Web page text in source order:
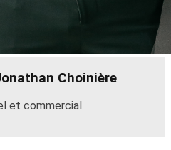
Choinière
et commercial